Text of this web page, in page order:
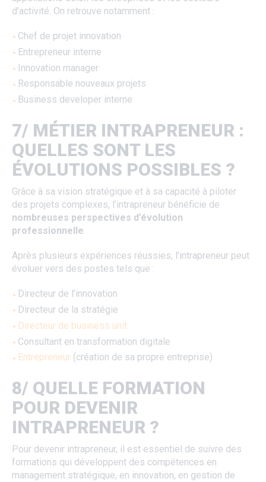
d’activité. On retrouve notamment :
Chef de projet innovation
Entrepreneur interne
Innovation manager
Responsable nouveaux projets
Business developer interne
7/ MÉTIER INTRAPRENEUR :
QUELLES SONT LES
ÉVOLUTIONS POSSIBLES ?
Grâce à sa vision stratégique et à sa capacité à piloter
des projets complexes, l’intrapreneur bénéficie de
nombreuses perspectives d’évolution
professionnelle.
Après plusieurs expériences réussies, l’intrapreneur peut
évoluer vers des postes tels que :
Directeur de l’innovation
Directeur de la stratégie
Directeur de business unit
Consultant en transformation digitale
Entrepreneur (création de sa propre entreprise)
8/ QUELLE FORMATION
POUR DEVENIR
INTRAPRENEUR ?
Pour devenir intrapreneur, il est essentiel de suivre des
formations qui développent des compétences en
management stratégique, en innovation, en gestion de